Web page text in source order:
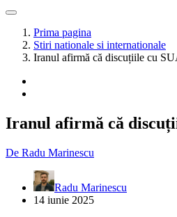
Prima pagina
Stiri nationale si internationale
Iranul afirmă că discuțiile cu
Iranul afirmă că
De Radu Marinescu
Radu Marinescu
14 iunie 2025